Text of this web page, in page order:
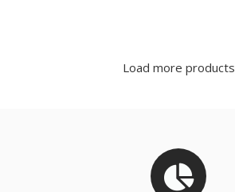
Load more products